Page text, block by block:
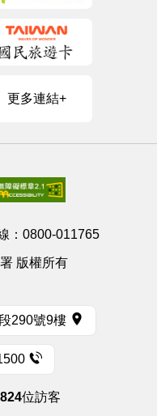
更多連結+
： 0800-011765
版權所有
290號9樓
位訪客